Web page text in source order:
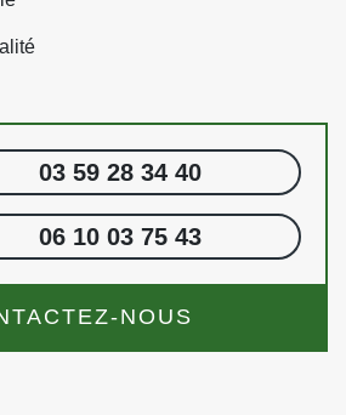
03 59 28 34 40
06 10 03 75 43
NOUS